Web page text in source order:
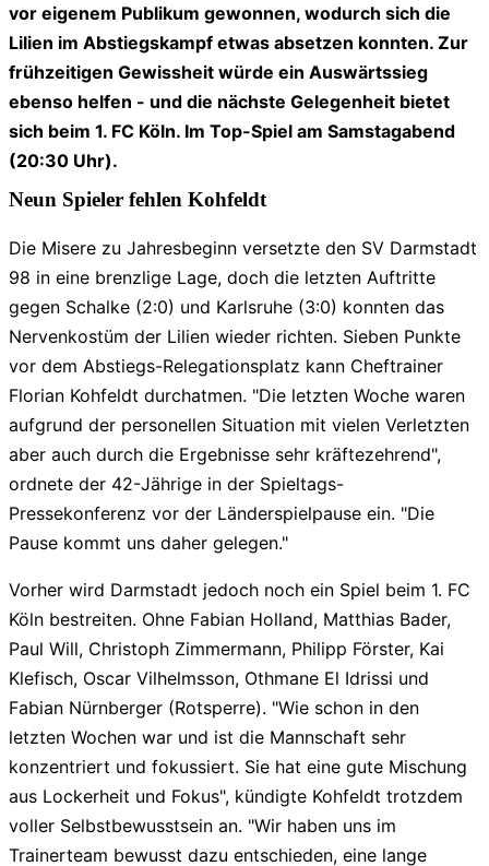
vor eigenem Publikum gewonnen, wodurch sich die
Lilien im Abstiegskampf etwas absetzen konnten. Zur
frühzeitigen Gewissheit würde ein Auswärtssieg
ebenso helfen - und die nächste Gelegenheit bietet
sich beim 1. FC Köln. Im Top-Spiel am Samstagabend
(20:30 Uhr).
Neun Spieler fehlen Kohfeldt
Die Misere zu Jahresbeginn versetzte den SV Darmstadt
98 in eine brenzlige Lage, doch die letzten Auftritte
gegen Schalke (2:0) und Karlsruhe (3:0) konnten das
Nervenkostüm der Lilien wieder richten. Sieben Punkte
vor dem Abstiegs-Relegationsplatz kann Cheftrainer
Florian Kohfeldt durchatmen. "Die letzten Woche waren
aufgrund der personellen Situation mit vielen Verletzten
aber auch durch die Ergebnisse sehr kräftezehrend",
ordnete der 42-Jährige in der Spieltags-
Pressekonferenz vor der Länderspielpause ein. "Die
Pause kommt uns daher gelegen."
Vorher wird Darmstadt jedoch noch ein Spiel beim 1. FC
Köln bestreiten. Ohne Fabian Holland, Matthias Bader,
Paul Will, Christoph Zimmermann, Philipp Förster, Kai
Klefisch, Oscar Vilhelmsson, Othmane El Idrissi und
Fabian Nürnberger (Rotsperre). "Wie schon in den
letzten Wochen war und ist die Mannschaft sehr
konzentriert und fokussiert. Sie hat eine gute Mischung
aus Lockerheit und Fokus", kündigte Kohfeldt trotzdem
voller Selbstbewusstsein an. "Wir haben uns im
Trainerteam bewusst dazu entschieden, eine lange